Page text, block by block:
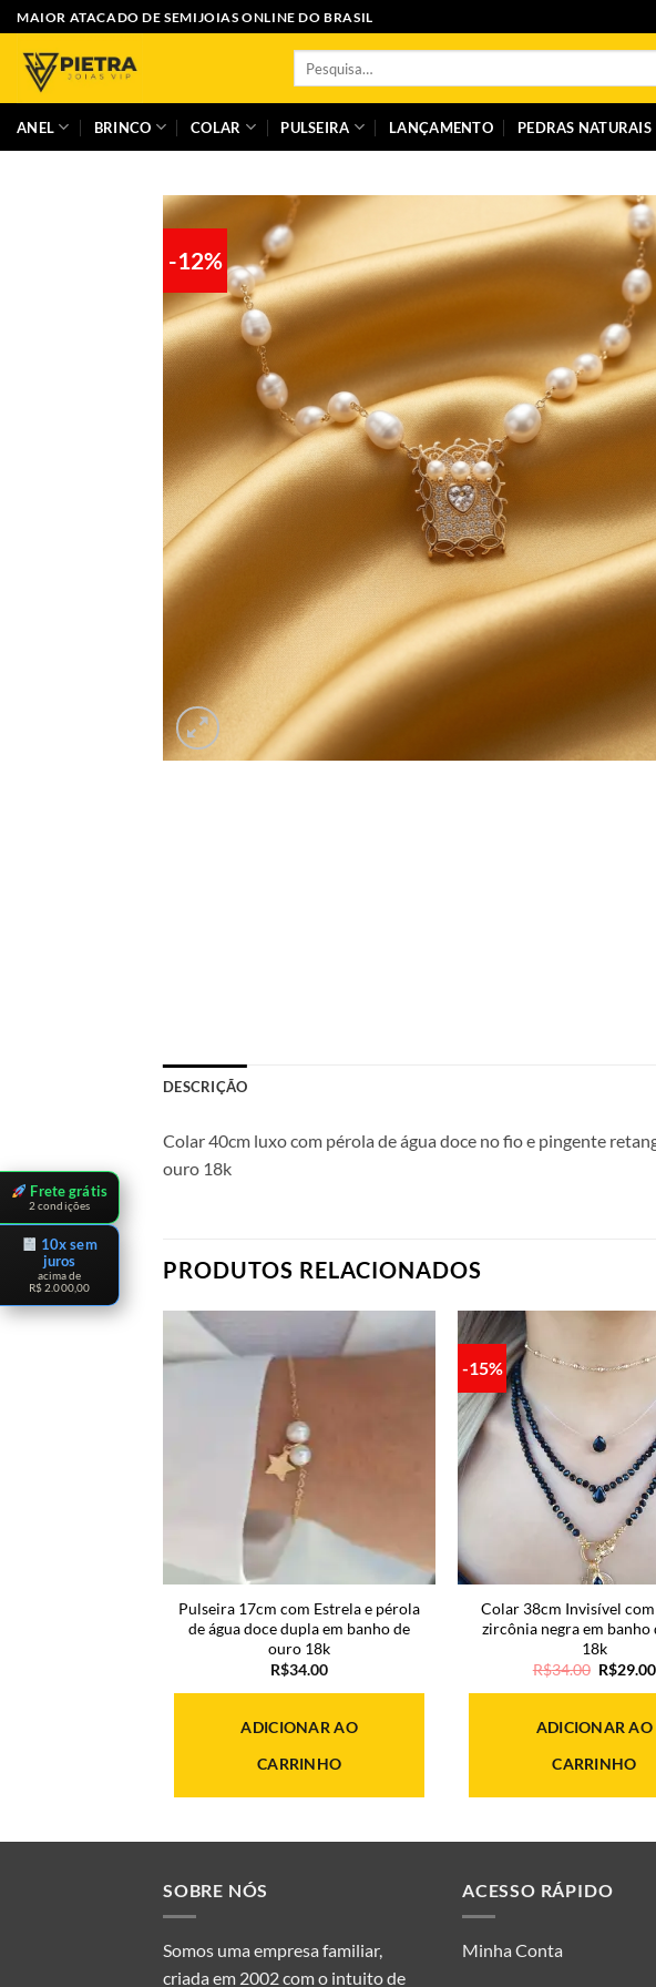
Skip
to
content
MAIOR ATACADO DE SEMIJOIAS ONLINE DO BRASIL
ANEL BRINCO COLAR PULSEIRA LANÇAMENTO PEDRAS NATURAIS
-12%
DESCRIÇÃO
Colar 40cm luxo com pérola de água doce no fio e pingente
ouro 18k
PRODUTOS RELACIONADOS
Pulseira 17cm com Estrela e pérola
de água doce dupla em banho de
ouro 18k
R$34.00
ADICIONAR AO
CARRINHO
-15%
Colar 38cm Invisível
zircônia negra em banho
18k
R$34.00 O
original
R$34.00.
R$29.00
ADICIONAR AO
CARRINHO
SOBRE NÓS
Somos uma empresa familiar,
criada em 2002 com o intuito de
ACESSO RÁPIDO
Minha Conta
Frete grátis
2 condições
10x sem
juros
acima de
R$ 2.000,00